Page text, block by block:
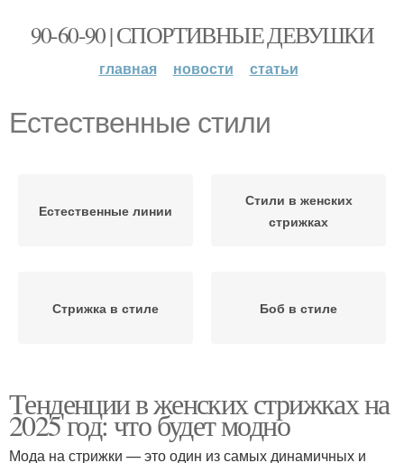
90-60-90 | СПОРТИВНЫЕ ДЕВУШКИ
главная новости статьи
Естественные стили
Естественные линии
Стили в женских
стрижках
Стрижка в стиле Боб в стиле
Тенденции в женских стрижках на
2025 год: что будет модно
Мода на стрижки — это один из самых динамичных и